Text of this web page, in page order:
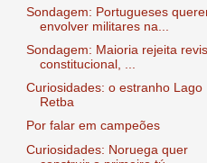
Sondagem: Portugueses
envolver militares na...
Sondagem: Maioria rejeita
constitucional, ...
Curiosidades: o estranho Lago
Retba
Por falar em campeões
Curiosidades: Noruega quer